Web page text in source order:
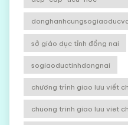
sở giáo dục tỉnh đồng nai
sogiaoductinhdongnai
chương trình giao lưu viết
chuong trinh giao luu viet